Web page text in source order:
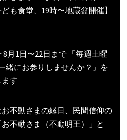
も食堂、19時〜地蔵盆開催】
8月1日〜22日まで 「毎週土曜
緒にお参りしませんか？」を
す
お不動さまの縁日、民間信仰の
不動さま（不動明王）」と